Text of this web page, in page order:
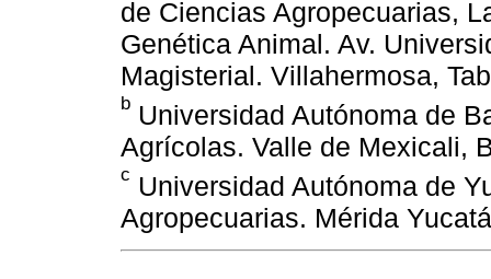
de Ciencias Agropecuarias,
Genética Animal. Av.
Magisterial. Villahermosa,
b Universidad Autónoma de
Agrícolas. Valle de Mexicali,
c Universidad Autónoma de
Agropecuarias. Mérida